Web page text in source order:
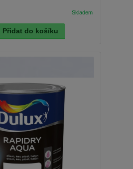
Přidat do košíku